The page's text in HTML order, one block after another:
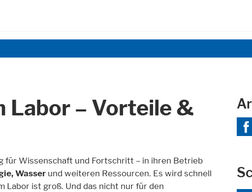
Labor – Vorteile &
für Wissenschaft und Fortschritt – in ihren Betrieb
Wasser und weiteren Ressourcen. Es wird schnell
Labor ist groß. Und das nicht nur für den